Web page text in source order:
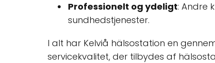
Professionelt og ydeligt: Andre
sundhedstjenester.
I alt har Kelviå hälsostation en
servicekvalitet, der tilbydes af